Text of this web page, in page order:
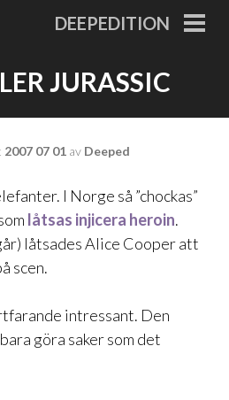
DEEPEDITION
JURASSIC
2007 07 01av Deeped
I Norge så ”chockas”
låtsas injicera heroin.
låtsades Alice Cooper att
scen.
intressant. Den
göra saker som det